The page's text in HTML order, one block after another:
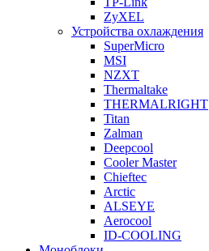
ZyXEL
Устройства охлаждения
SuperMicro
MSI
NZXT
Thermaltake
THERMALRIGHT
Titan
Zalman
Deepcool
Cooler Master
Chieftec
Arctic
ALSEYE
Aerocool
ID-COOLING